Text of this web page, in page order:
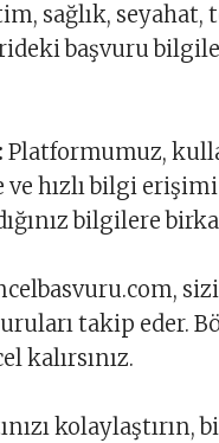
sağlık,
başvuru
Platformumuz,
hızlı bilgi erişimi
bilgilere
takip eder.
kalırsınız.
kolaylaştırın,